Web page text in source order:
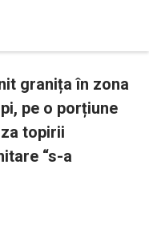
granița în zona
pe o porțiune
topirii
“s-a